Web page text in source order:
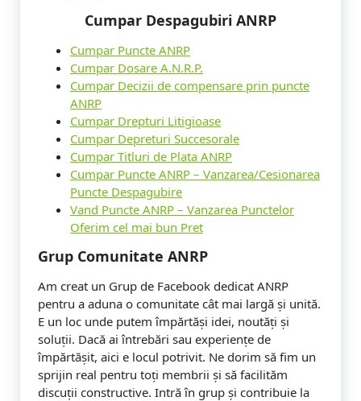
Cumpar Despagubiri ANRP
Cumpar Puncte ANRP
Cumpar Dosare A.N.R.P.
Cumpar Decizii de compensare prin puncte
ANRP
Cumpar Drepturi Litigioase
Cumpar Depreturi Succesorale
Cumpar Titluri de Plata ANRP
Cumpar Puncte ANRP – Vanzarea/Cesionarea
Puncte Despagubire
Vand Puncte ANRP – Vanzarea Punctelor
Oferim cel mai bun Pret
Grup Comunitate ANRP
Am creat un Grup de Facebook dedicat ANRP
pentru a aduna o comunitate cât mai largă și unită.
E un loc unde putem împărtăși idei, noutăți și
soluții. Dacă ai întrebări sau experiențe de
împărtășit, aici e locul potrivit. Ne dorim să fim un
sprijin real pentru toți membrii și să facilităm
discuții constructive. Intră în grup și contribuie la